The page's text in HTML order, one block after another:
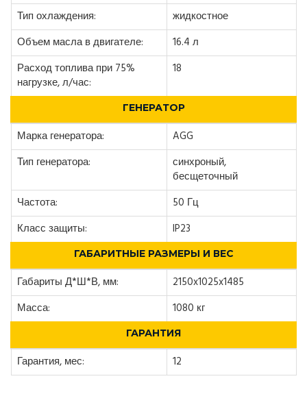
Тип охлаждения:
жидкостное
Объем масла в двигателе:
16.4 л
Расход топлива при 75%
нагрузке, л/час:
18
ГЕНЕРАТОР
Марка генератора:
AGG
Тип генератора:
синхроный,
бесщеточный
Частота:
50 Гц
Класс защиты:
IP23
ГАБАРИТНЫЕ РАЗМЕРЫ И ВЕС
Габариты Д*Ш*В, мм:
2150x1025x1485
Масса:
1080 кг
ГАРАНТИЯ
Гарантия, мес: 12